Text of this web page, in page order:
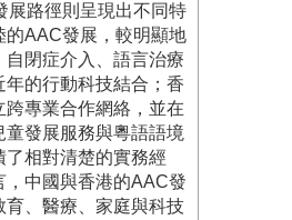
展路徑則呈現出不同特
的AAC發展，較明顯地
自閉症介入、語言治療
年的行動科技結合；香
跨專業合作網絡，並在
童發展服務與粵語語境
了相對清楚的實務經
，中國與香港的AAC發
育、醫療、家庭與科技